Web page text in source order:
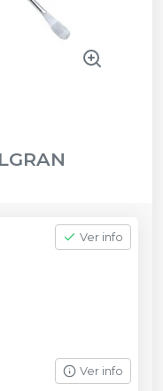
Ver info
Ver info